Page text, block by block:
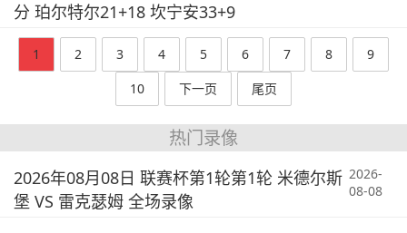
分 珀尔特尔21+18 坎宁安33+9
1 2 3 4 5 6 7 8
9
10
下一页 尾页
热门录像
2026年08月08日 联赛杯第1轮第1轮 米德尔斯
堡 VS 雷克瑟姆 全场录像
2026-
08-08